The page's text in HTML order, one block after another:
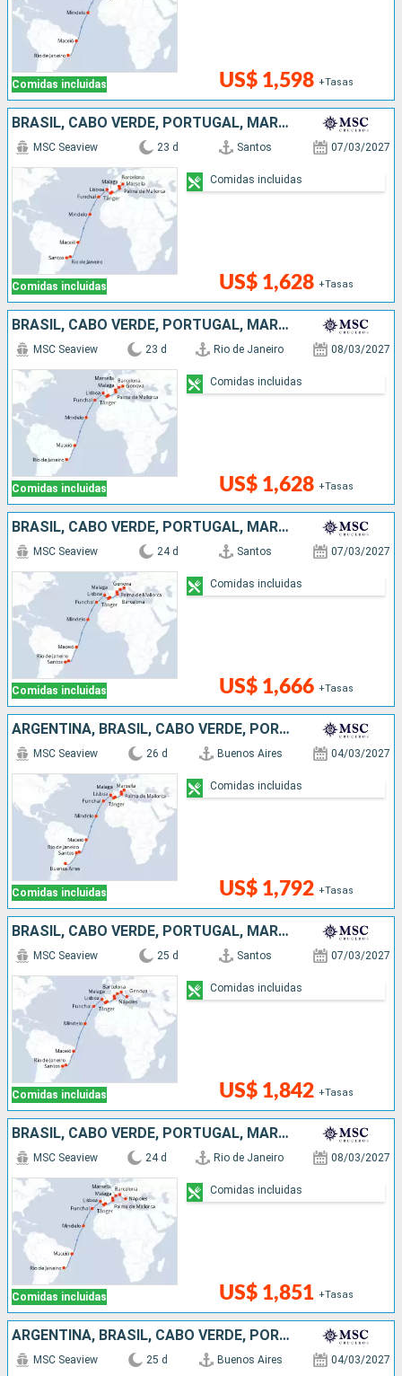
Comidas incluidas US$ 1,598 +Tasas
BRASIL, CABO VERDE, PORTUGAL, MARRUECOS, ESPAÑA, FRANCIA
Comidas incluidas
MSC Seaview 23 d Santos 07/03/2027
US$ 1,628 +Tasas
Comidas incluidas
BRASIL, CABO VERDE, PORTUGAL, MARRUECOS, ESPAÑA, FRANCIA, ITALIA
Comidas incluidas
MSC Seaview 23 d Rio de Janeiro 08/03/2027
US$ 1,628 +Tasas
Comidas incluidas
BRASIL, CABO VERDE, PORTUGAL, MARRUECOS, ESPAÑA, FRANCIA, ITALIA
Comidas incluidas
MSC Seaview 24 d Santos 07/03/2027
US$ 1,666 +Tasas
Comidas incluidas
ARGENTINA, BRASIL, CABO VERDE, PORTUGAL, MARRUECOS, ESPAÑA, FRANCIA
Comidas incluidas
MSC Seaview 26 d Buenos Aires 04/03/2027
US$ 1,792 +Tasas
Comidas incluidas
BRASIL, CABO VERDE, PORTUGAL, MARRUECOS, ESPAÑA, FRANCIA, ITALIA
Comidas incluidas
MSC Seaview 25 d Santos 07/03/2027
US$ 1,842 +Tasas
Comidas incluidas
BRASIL, CABO VERDE, PORTUGAL, MARRUECOS, ESPAÑA, FRANCIA, ITALIA
Comidas incluidas
MSC Seaview 24 d Rio de Janeiro 08/03/2027
US$ 1,851 +Tasas
Comidas incluidas
ARGENTINA, BRASIL, CABO VERDE, PORTUGAL, MARRUECOS, ESPAÑA
MSC Seaview 25 d Buenos Aires 04/03/2027